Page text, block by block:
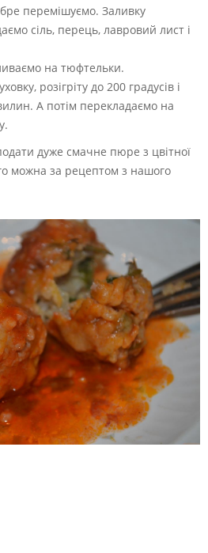
перемішуємо. Заливку
сіль, перець, лавровий лист і
на тюфтельки.
розігріту до 200 градусів і
А потім перекладаємо на
дуже смачне пюре з цвітної
можна за рецептом з нашого